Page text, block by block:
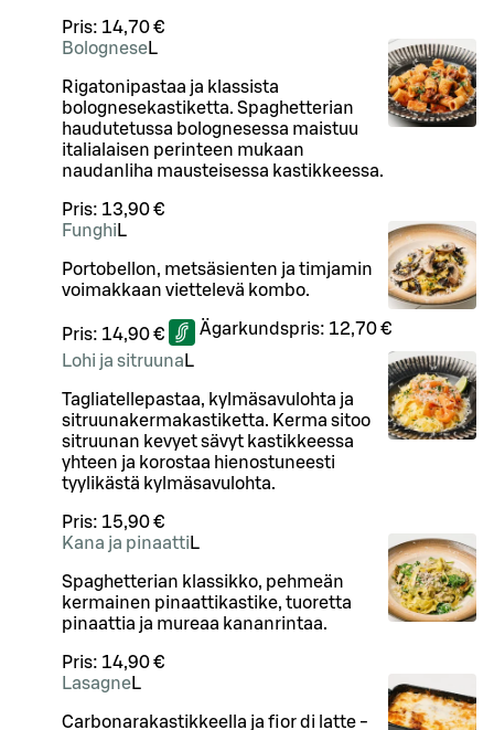
Pris: 14,70 €
BologneseL
Rigatonipastaa ja klassista
bolognesekastiketta. Spaghetterian
haudutetussa bolognesessa maistuu
italialaisen perinteen mukaan
naudanliha mausteisessa kastikkeessa.
Pris: 13,90 €
Funghi L
Portobellon, metsäsienten ja timjamin
voimakkaan viettelevä kombo.
Pris: 14,90 € Ägarkundspris: 12,70 €
Lohi ja sitruuna L
Tagliatellepastaa, kylmäsavulohta ja
sitruunakermakastiketta. Kerma sitoo
sitruunan kevyet sävyt kastikkeessa
yhteen ja korostaa hienostuneesti
tyylikästä kylmäsavulohta.
Pris: 15,90 €
Kana ja pinaatti L
Spaghetterian klassikko, pehmeän
kermainen pinaattikastike, tuoretta
pinaattia ja mureaa kananrintaa.
Pris: 14,90 €
LasagneL
Carbonarakastikkeella ja fior di latte -